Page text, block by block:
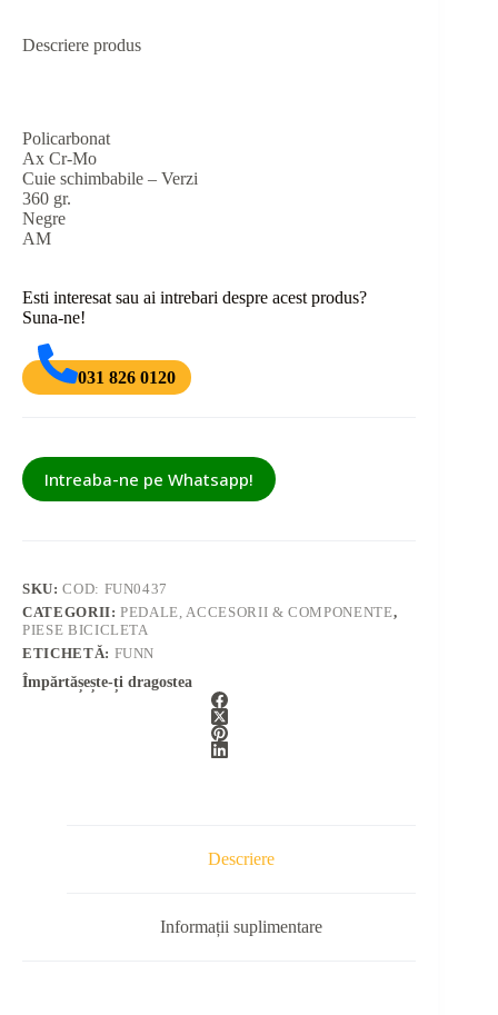
Descriere produs
Policarbonat
Ax Cr-Mo
Cuie schimbabile – Verzi
360 gr.
Negre
AM
Esti interesat sau ai intrebari despre acest produs?
Suna-ne!
031 826 0120
Intreaba-ne pe Whatsapp!
SKU:COD: FUN0437
CATEGORII:PEDALE, ACCESORII & COMPONENTE,
PIESE BICICLETA
ETICHETĂ: FUNN
Împărtășește-ți dragostea
Descriere
Informații suplimentare